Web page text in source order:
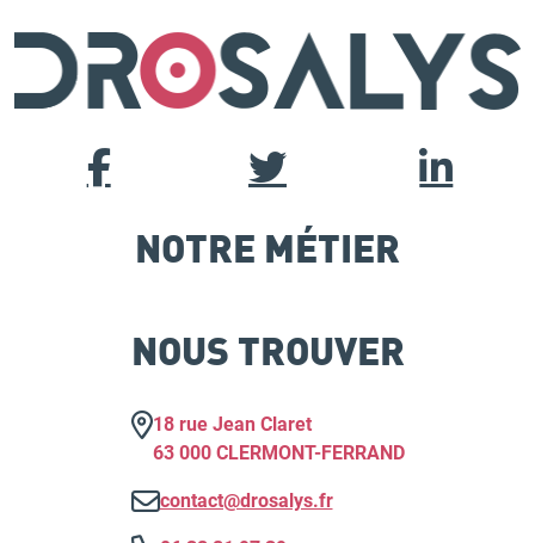
NOTRE MÉTIER
NOUS TROUVER
18 rue Jean Claret
63 000 CLERMONT-FERRAND
contact@drosalys.fr